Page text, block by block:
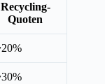
Recycling-
Quoten